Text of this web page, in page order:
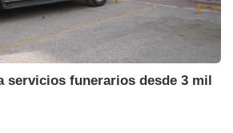
servicios funerarios desde 3 mil